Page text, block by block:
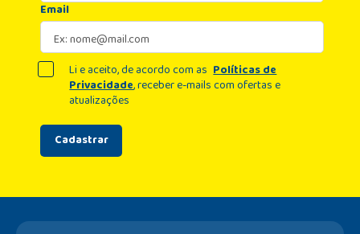
Email
Cadastrar
Li e aceito, de acordo com as Políticas de
Privacidade, receber e-mails com ofertas e
atualizações